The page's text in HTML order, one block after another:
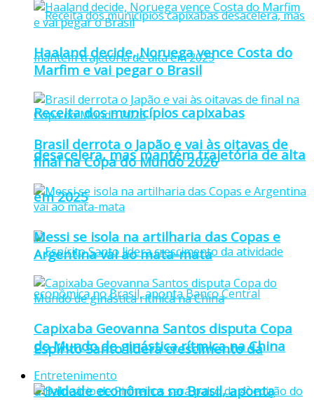
Receita dos municípios capixabas
desacelera, mas mantém trajetória de alta
em 2025
Espírito Santo lidera crescimento da
atividade econômica no Brasil, aponta
Haaland decide, Noruega vence Costa do
Marfim e vai pegar o Brasil
Brasil derrota o Japão e vai às oitavas de
final na Copa do Mundo 2026
Messi se isola na artilharia das Copas e
Argentina vai ao mata-mata
Capixaba Geovanna Santos disputa Copa
do Mundo de ginástica rítmica na China
Entretenimento